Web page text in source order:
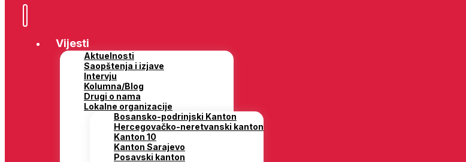
Vijesti
Aktuelnosti
Saopštenja i izjave
Intervju
Kolumna/Blog
Drugi o nama
Lokalne organizacije
Bosansko-podrinjski Kanton
Hercegovačko-neretvanski kanton
Kanton 10
Kanton Sarajevo
Posavski kanton